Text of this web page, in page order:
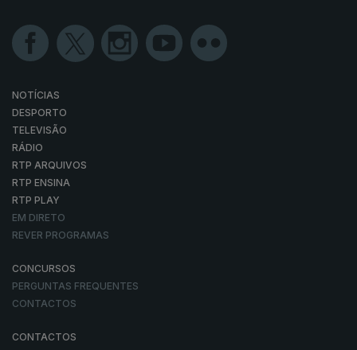
NOTÍCIAS
DESPORTO
TELEVISÃO
RÁDIO
RTP ARQUIVOS
RTP ENSINA
RTP PLAY
EM DIRETO
REVER PROGRAMAS
CONCURSOS
PERGUNTAS FREQUENTES
CONTACTOS
CONTACTOS